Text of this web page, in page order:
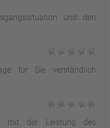
und den
für Sie verständlich
mit der Leistung des